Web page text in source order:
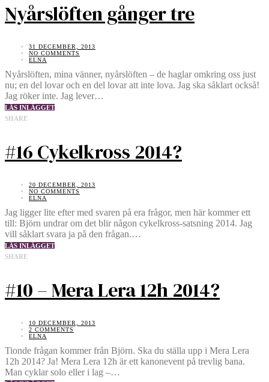
Nyårslöften gånger tre
31 DECEMBER, 2013
NO COMMENTS
ELNA
Nyårslöften, mina vänner, nyårslöften – de haglar omkring oss just
nu; en del lovar och en del lovar att inte lova. Jag ska såklart också!
Jag röker inte. Jag lever…
LÄS INLÄGGET
SHARE
#16 Cykelkross 2014?
20 DECEMBER, 2013
NO COMMENTS
ELNA
Jag ligger lite efter med svaren på era frågor, men här kommer ett
till: Björn undrar om det blir någon cykelkross-satsning 2014. Jag
vill såklart svara ja på den frågan.…
LÄS INLÄGGET
SHARE
#10 – Mera Lera 12h 2014?
10 DECEMBER, 2013
2 COMMENTS
ELNA
Tionde frågan kommer från Björn. Ska du ställa upp i Mera Lera
12h 2014? Ja! Mera Lera 12h är ett kanonevent på trevlig bana.
Man cyklar solo eller i lag –…